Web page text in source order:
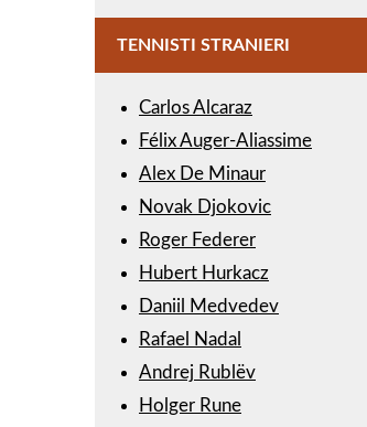
TENNISTI STRANIERI
Carlos Alcaraz
Félix Auger-Aliassime
Alex De Minaur
Novak Djokovic
Roger Federer
Hubert Hurkacz
Daniil Medvedev
Rafael Nadal
Andrej Rublëv
Holger Rune